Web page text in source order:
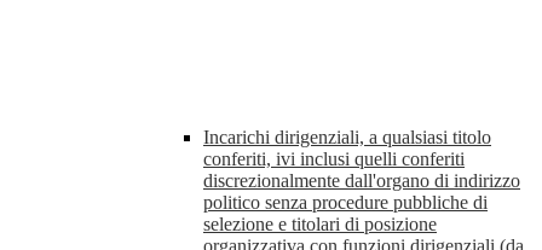
Incarichi dirigenziali, a qualsiasi titolo
conferiti, ivi inclusi quelli conferiti
discrezionalmente dall'organo di indirizzo
politico senza procedure pubbliche di
selezione e titolari di posizione